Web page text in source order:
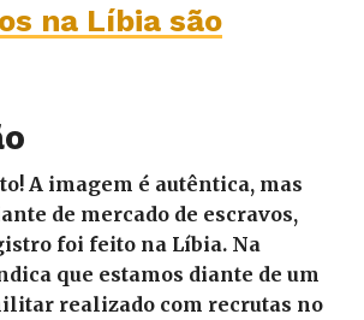
na Líbia são
A imagem é autêntica, mas
de mercado de escravos,
foi feito na Líbia. Na
que estamos diante de um
realizado com recrutas no